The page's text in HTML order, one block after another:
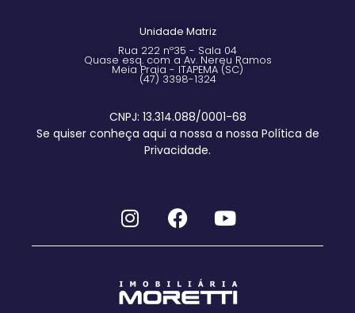
Unidade Matriz
Rua 222 nº35 - Sala 04
Quase esq. com a Av. Nereu Ramos
Meia Praia - ITAPEMA (SC)
(47) 3398-1324
CNPJ: 13.314.088/0001-68
Se quiser conheça aqui a nossa a nossa Política de
Privacidade.